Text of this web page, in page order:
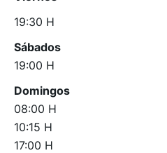
19:30 H
Sábados
19:00 H
Domingos
08:00 H
10:15 H
17:00 H